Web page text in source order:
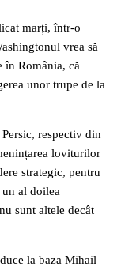
marți, într-o
vrea să
în România, că
unor trupe de la
respectiv din
loviturilor
strategic, pentru
al doilea
sunt altele decât
la baza Mihail